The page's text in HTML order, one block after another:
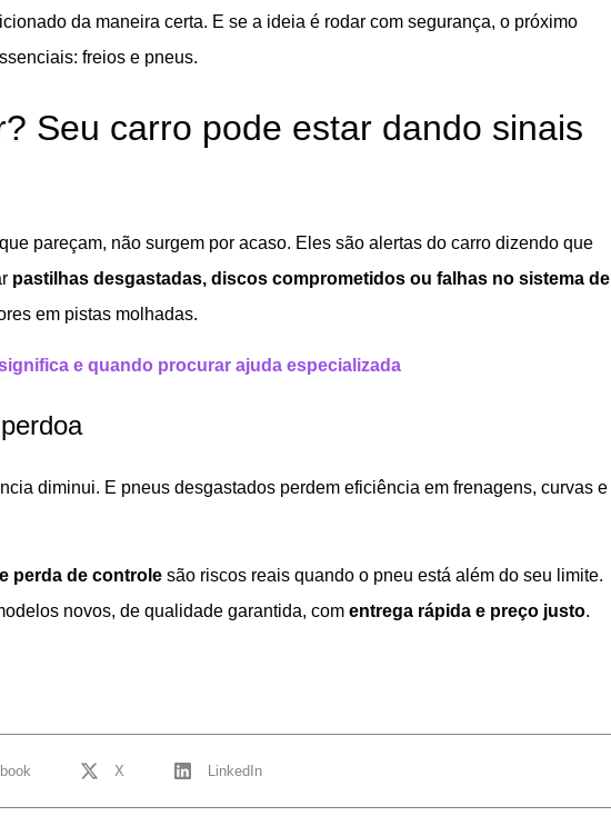
da maneira certa. E se a ideia é rodar com segurança, o próximo
freios e pneus.
Seu carro pode estar dando sinais
pareçam, não surgem por acaso. Eles são alertas do carro dizendo que
pastilhas desgastadas, discos comprometidos ou falhas no sistema de
em pistas molhadas.
e quando procurar ajuda especializada
diminui. E pneus desgastados perdem eficiência em frenagens, curvas e
perda de controle são riscos reais quando o pneu está além do seu limite.
novos, de qualidade garantida, com entrega rápida e preço justo.
X LinkedIn